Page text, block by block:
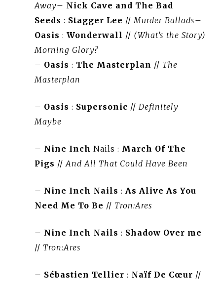
Away– Nick Cave and The Bad
Seeds : Stagger Lee //Murder Ballads–
Oasis : Wonderwall // (What’s the Story)
Morning Glory?
– Oasis : The Masterplan // The
Masterplan
– Oasis : Supersonic // Definitely
Maybe
– Nine Inch Nails : March Of The
Pigs //And All That Could Have Been
– Nine Inch Nails : As Alive As You
Need Me To Be // Tron:Ares
– Nine Inch Nails : Shadow Over me
// Tron:Ares
– Sébastien Tellier : Naïf De Cœur //